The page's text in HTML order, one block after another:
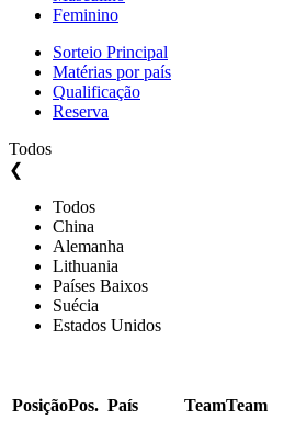
Feminino
Sorteio Principal
Matérias por país
Qualificação
Reserva
Todos
❮
Todos
China
Alemanha
Lithuania
Países Baixos
Suécia
Estados Unidos
PosiçãoPos. País TeamTeam